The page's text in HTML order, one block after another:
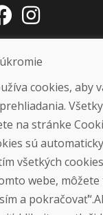
hodiny
A TEŠÍME
14. 9. 2026.
Nájsť na Google
cookies, aby
na stránke
sú
všetkých
webe,
a